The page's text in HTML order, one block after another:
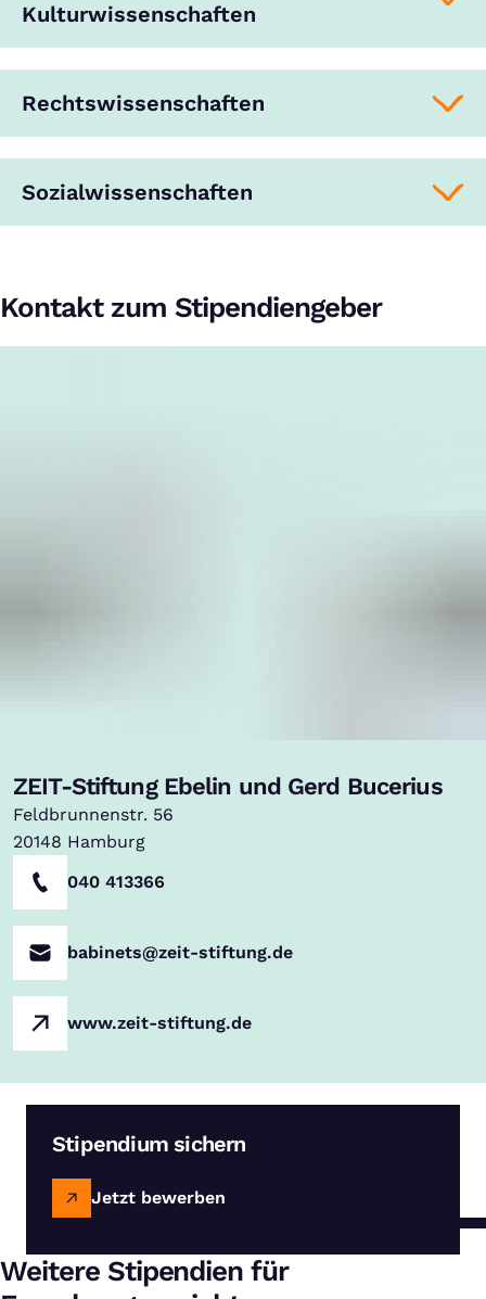
Kulturwissenschaften
Rechtswissenschaften
Sozialwissenschaften
Kontakt zum Stipendiengeber
ZEIT-Stiftung Ebelin und Gerd Bucerius
Feldbrunnenstr. 56
20148 Hamburg
040 413366
babinets@zeit-stiftung.de
www.zeit-stiftung.de
Stipendium sichern
Jetzt bewerben
Weitere Stipendien für